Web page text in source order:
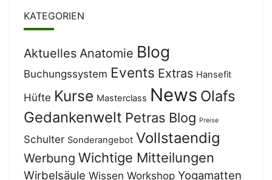
KATEGORIEN
Aktuelles Anatomie Blog
Buchungssystem Events Extras Hansefit
Hüfte Kurse Masterclass News Olafs
Gedankenwelt Petras Blog Preise
Schulter Sonderangebot Vollstaendig
Werbung Wichtige Mitteilungen
Wirbelsäule Wissen Workshop Yogamatten